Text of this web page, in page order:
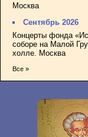
Москва
Сентябрь 2026
Концерты фонда
соборе на Малой
холле. Москва
Все »